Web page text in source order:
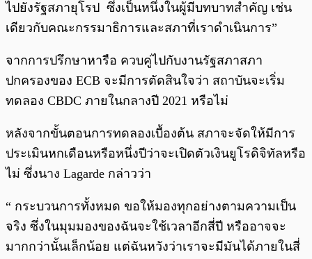
ไปยังรัฐสภายุโรป ซึ่งเป็นหนึ่งในผู้มีบทบาทสำคัญ เช่น
เดียวกับคณะกรรมาธิการและสภาที่เราดำเนินการ”
จากการปรึกษาหารือ ควบคู่ไปกับงานรัฐสภาสภา
ปกครองของ ECB จะมีการตัดสินใจว่า สถาบันจะเริ่ม
ทดลอง CBDC ภายในกลางปี ​​2021 หรือไม่
หลังจากขั้นตอนการทดลองเบื้องต้น สภาจะจัดให้มีการ
ประเมินหกเดือนหรือหนึ่งปีว่าจะเปิดตัวเงินยูโรดิจิทัลหรือ
ไม่ ซึ่งนาง Lagarde กล่าวว่า
“ กระบวนการทั้งหมด ขอให้มองทุกอย่างตามความเป็น
จริง ซึ่งในมุมมองของฉันจะใช้เวลาอีกสี่ปี หรืออาจจะ
มากกว่านั้นเล็กน้อย แต่ฉันหวังว่าเราจะมีมันได้ภายในสี่